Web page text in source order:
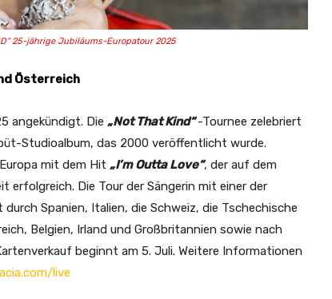
25-jährige Jubiläums-Europatour 2025
Österreich
angekündigt. Die „Not That Kind“ -Tournee zelebriert
Studioalbum, das 2000 veröffentlicht wurde.
mit dem Hit „I’m Outta Love“, der auf dem
Die Tour der Sängerin mit einer der
Spanien, Italien, die Schweiz, die Tschechische
Belgien, Irland und Großbritannien sowie nach
beginnt am 5. Juli. Weitere Informationen
live